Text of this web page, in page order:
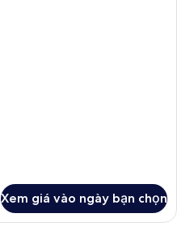
Xem giá vào ngày bạn chọn